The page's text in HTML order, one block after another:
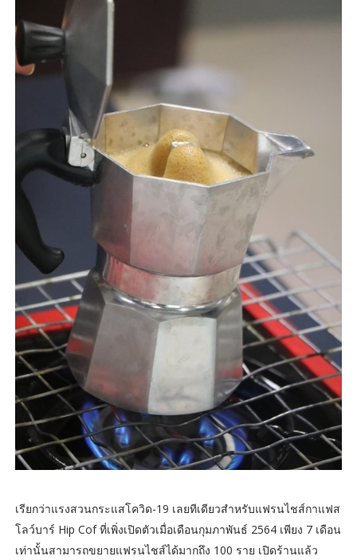
เรียกว่าแรงสวนกระแสโควิด-19 เลยทีเดียวสำหรับแฟรนไชส์กาแฟส
โลว์บาร์ Hip Cof ที่เพิ่งเปิดตัวเมื่อเดือนกุมภาพันธ์ 2564 เพียง 7 เดือน
เท่านั้นสามารถขยายแฟรนไชส์ได้มากถึง 100 ราย เปิดร้านแล้ว